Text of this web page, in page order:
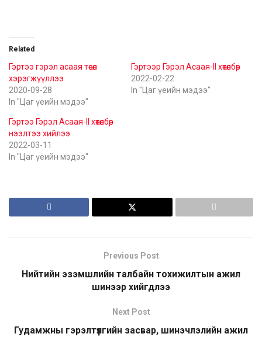
Related
Гэртээ гэрэл асаая төсөл
хэрэгжүүллээ
2020-09-28
In "Цаг үеийн мэдээ"
Гэртээр Гэрэл Асаая-II хөтөлбөр
2022-02-22
In "Цаг үеийн мэдээ"
Гэртээ Гэрэл Асаая-II хөтөлбөр
нээлтээ хийлээ
2022-03-11
In "Цаг үеийн мэдээ"
Previous Post
Нийтийн эзэмшлийн талбайн тохижилтын ажил
шинээр хийгдлээ
Next Post
Гудамжны гэрэлтүүлгийн засвар, шинэчлэлийн ажил